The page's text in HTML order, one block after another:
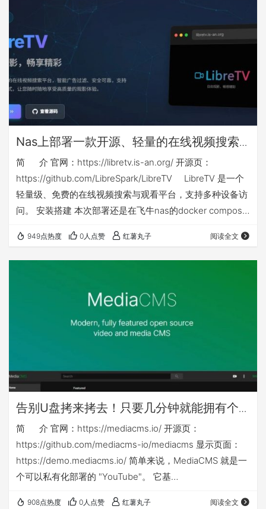
制和打印。 下面介绍的方法，通过对一些参数的调整，可以
在网页端对中标公告中的PDF文件直接下载，此方法比较简
单，适合网络小白使用。 【由于…
Nas上部署一款开源、轻量的在线视频搜索
与观看docker应用：libretv
简 介 官网：https://libretv.is-an.org/ 开源页：
https://github.com/LibreSpark/LibreTV LibreTV 是一个
轻量级、免费的在线视频搜索与观看平台，支持多种设备访
问。 安装搭建 本次部署还是在飞牛nas的docker compose
其他nas可能还需对应修改nas侧映射目录或手动建立nas侧
目录 本篇相关yml等文件下载链接： ht…
949点热度 0人点赞 红薯丸子 阅读全文
告别U盘拷来拷去！只要几分钟就能拥有个
人或企业专属「影音库」：mediacms
简 介 官网：https://mediacms.io/ 开源页：
https://github.com/mediacms-io/mediacms 显示页面：
https://demo.mediacms.io/ 简单来说，MediaCMS 就是一
个可以私有化部署的 "YouTube"。 它基
908点热度 0人点赞 红薯丸子 阅读全文